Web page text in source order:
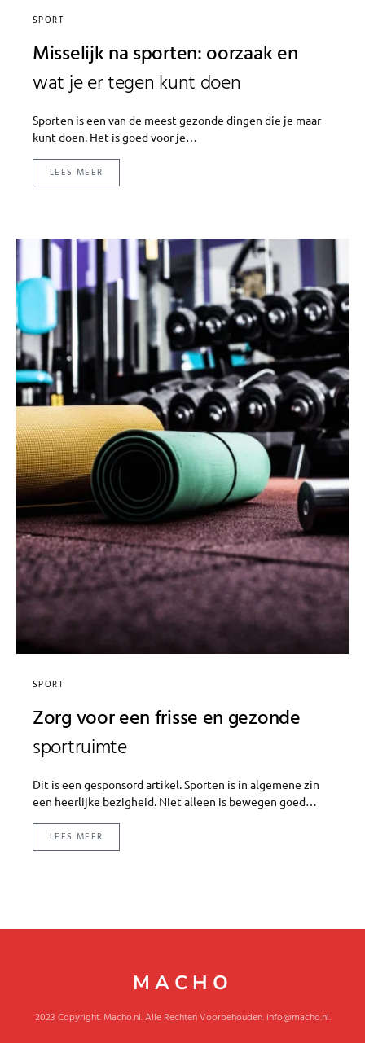
SPORT
Misselijk na sporten: oorzaak en
wat je er tegen kunt doen
Sporten is een van de meest gezonde dingen die je maar
kunt doen. Het is goed voor je…
LEES MEER
SPORT
Zorg voor een frisse en gezonde
sportruimte
Dit is een gesponsord artikel. Sporten is in algemene zin
een heerlijke bezigheid. Niet alleen is bewegen goed…
LEES MEER
MACHO
2023 Copyright. Macho.nl. Alle Rechten Voorbehouden. info@macho.nl.